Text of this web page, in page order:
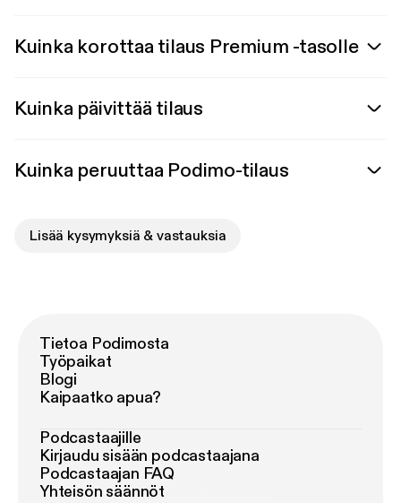
Kuinka korottaa tilaus Premium -tasolle
Kuinka päivittää tilaus
Kuinka peruuttaa Podimo-tilaus
Lisää kysymyksiä & vastauksia
Tietoa Podimosta
Työpaikat
Blogi
Kaipaatko apua?
Podcastaajille
Kirjaudu sisään podcastaajana
Podcastaajan FAQ
Yhteisön säännöt